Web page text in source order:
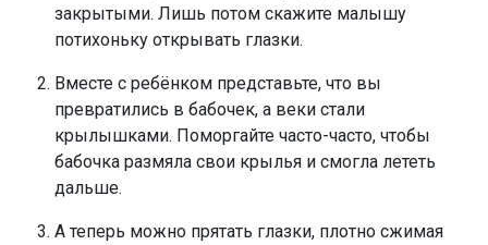
закрытыми. Лишь потом скажите малышу
потихоньку открывать глазки.
Вместе с ребёнком представьте, что вы
превратились в бабочек, а веки стали
крылышками. Поморгайте часто-часто, чтобы
бабочка размяла свои крылья и смогла лететь
дальше.
А теперь можно прятать глазки, плотно сжимая